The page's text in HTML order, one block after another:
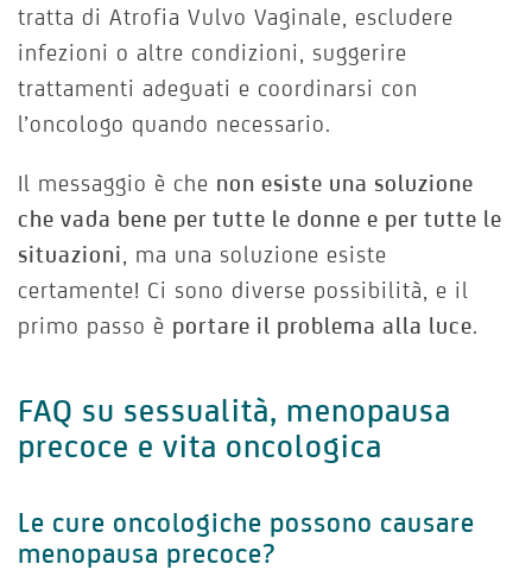
tratta di Atrofia Vulvo Vaginale, escludere
infezioni o altre condizioni, suggerire
trattamenti adeguati e coordinarsi con
l’oncologo quando necessario.
Il messaggio è che non esiste una soluzione
che vada bene per tutte le donne e per tutte le
situazioni , ma una soluzione esiste
certamente! Ci sono diverse possibilità, e il
primo passo è portare il problema alla luce.
FAQ su sessualità, menopausa
precoce e vita oncologica
Le cure oncologiche possono causare
menopausa precoce?